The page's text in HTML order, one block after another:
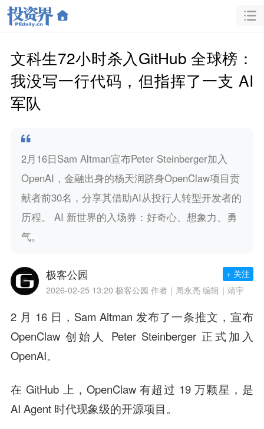
文科生72小时杀入GitHub 全球榜：
我没写一行代码，但指挥了一支 AI
军队
2月16日Sam Altman宣布Peter Steinberger加入
OpenAI，金融出身的杨天润跻身OpenClaw项目贡
献者前30名，分享其借助AI从投行人转型开发者的
历程。 AI 新世界的入场券：好奇心、想象力、勇
气。
极客公园
2026-02-25 13:20 极客公园 作者｜周永亮 编辑｜靖宇
+ 关注
2 月 16 日，Sam Altman 发布了一条推文，宣布
OpenClaw 创始人 Peter Steinberger 正式加入
OpenAI。
在 GitHub 上，OpenClaw 有超过 19 万颗星，是
AI Agent 时代现象级的开源项目。